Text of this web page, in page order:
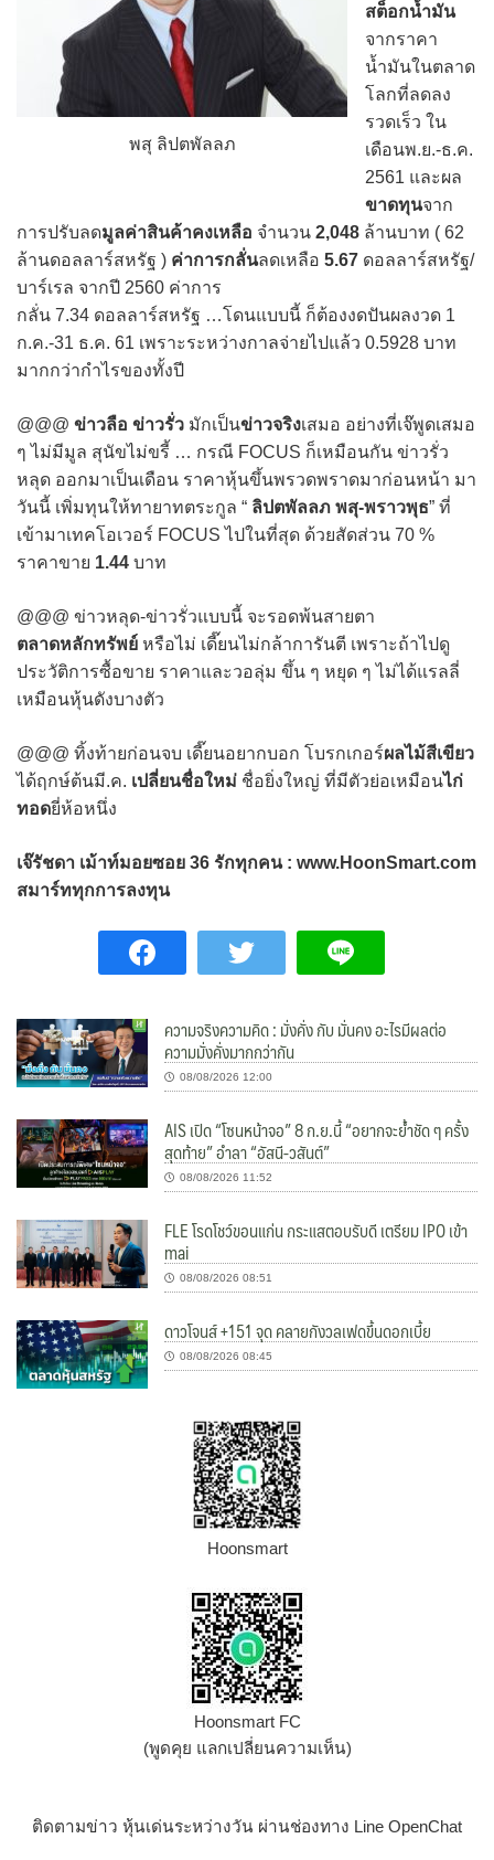
พสุ ลิปตพัลลภ
สต็อกน้ำมัน
จากราคา
น้ำมันในตลาด
โลกที่ลดลง
รวดเร็ว ใน
เดือนพ.ย.-ธ.ค.
2561 และผล
ขาดทุนจาก
การปรับลดมูลค่าสินค้าคงเหลือ จำนวน 2,048 ล้านบาท ( 62
ล้านดอลลาร์สหรัฐ ) ค่าการกลั่นลดเหลือ 5.67 ดอลลาร์สหรัฐ/
บาร์เรล จากปี 2560 ค่าการ
กลั่น 7.34 ดอลลาร์สหรัฐ …โดนแบบนี้ ก็ต้องงดปันผลงวด 1
ก.ค.-31 ธ.ค. 61 เพราะระหว่างกาลจ่ายไปแล้ว 0.5928 บาท
มากกว่ากำไรของทั้งปี
@@@ ข่าวลือ ข่าวรั่ว มักเป็นข่าวจริงเสมอ อย่างที่เจ๊พูดเสมอ
ๆ ไม่มีมูล สุนัขไม่ขรี้ … กรณี FOCUS ก็เหมือนกัน ข่าวรั่ว
หลุด ออกมาเป็นเดือน ราคาหุ้นขึ้นพรวดพราดมาก่อนหน้า มา
วันนี้ เพิ่มทุนให้ทายาทตระกูล “ ลิปตพัลลภ พสุ-พราวพุธ” ที่
เข้ามาเทคโอเวอร์ FOCUS ไปในที่สุด ด้วยสัดส่วน 70 %
ราคาขาย 1.44 บาท
@@@ ข่าวหลุด-ข่าวรั่วแบบนี้ จะรอดพ้นสายตา
ตลาดหลักทรัพย์ หรือไม่ เดี๊ยนไม่กล้าการันตี เพราะถ้าไปดู
ประวัติการซื้อขาย ราคาและวอลุ่ม ขึ้น ๆ หยุด ๆ ไม่ได้แรลลี่
เหมือนหุ้นดังบางตัว
@@@ ทิ้งท้ายก่อนจบ เดี๊ยนอยากบอก โบรกเกอร์ผลไม้สีเขียว
ได้ฤกษ์ต้นมี.ค. เปลี่ยนชื่อใหม่ ชื่อยิ่งใหญ่ ที่มีตัวย่อเหมือนไก่
ทอดยี่ห้อหนึ่ง
เจ๊รัชดา เม้าท์มอยซอย 36 รักทุกคน : www.HoonSmart.com
สมาร์ททุกการลงทุน
ความจริงความคิด : มั่งคั่ง กับ มั่นคง อะไรมีผลต่อ
ความมั่งคั่งมากกว่ากัน
08/08/2026 12:00
AIS เปิด “โซนหน้าจอ” 8 ก.ย.นี้ “อยากจะย้ำชัด ๆ ครั้ง
สุดท้าย” อำลา “อัสนี-วสันต์”
08/08/2026 11:52
FLE โรดโชว์ขอนแก่น กระแสตอบรับดี เตรียม IPO เข้า
mai
08/08/2026 08:51
ดาวโจนส์ +151 จุด คลายกังวลเฟดขึ้นดอกเบี้ย
08/08/2026 08:45
Hoonsmart
Hoonsmart FC
(พูดคุย แลกเปลี่ยนความเห็น)
ติดตามข่าว หุ้นเด่นระหว่างวัน ผ่านช่องทาง Line OpenChat